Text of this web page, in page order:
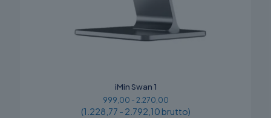
iMin Swan 1
999,00 - 2.270,00
(1.228,77 - 2.792,10 brutto)